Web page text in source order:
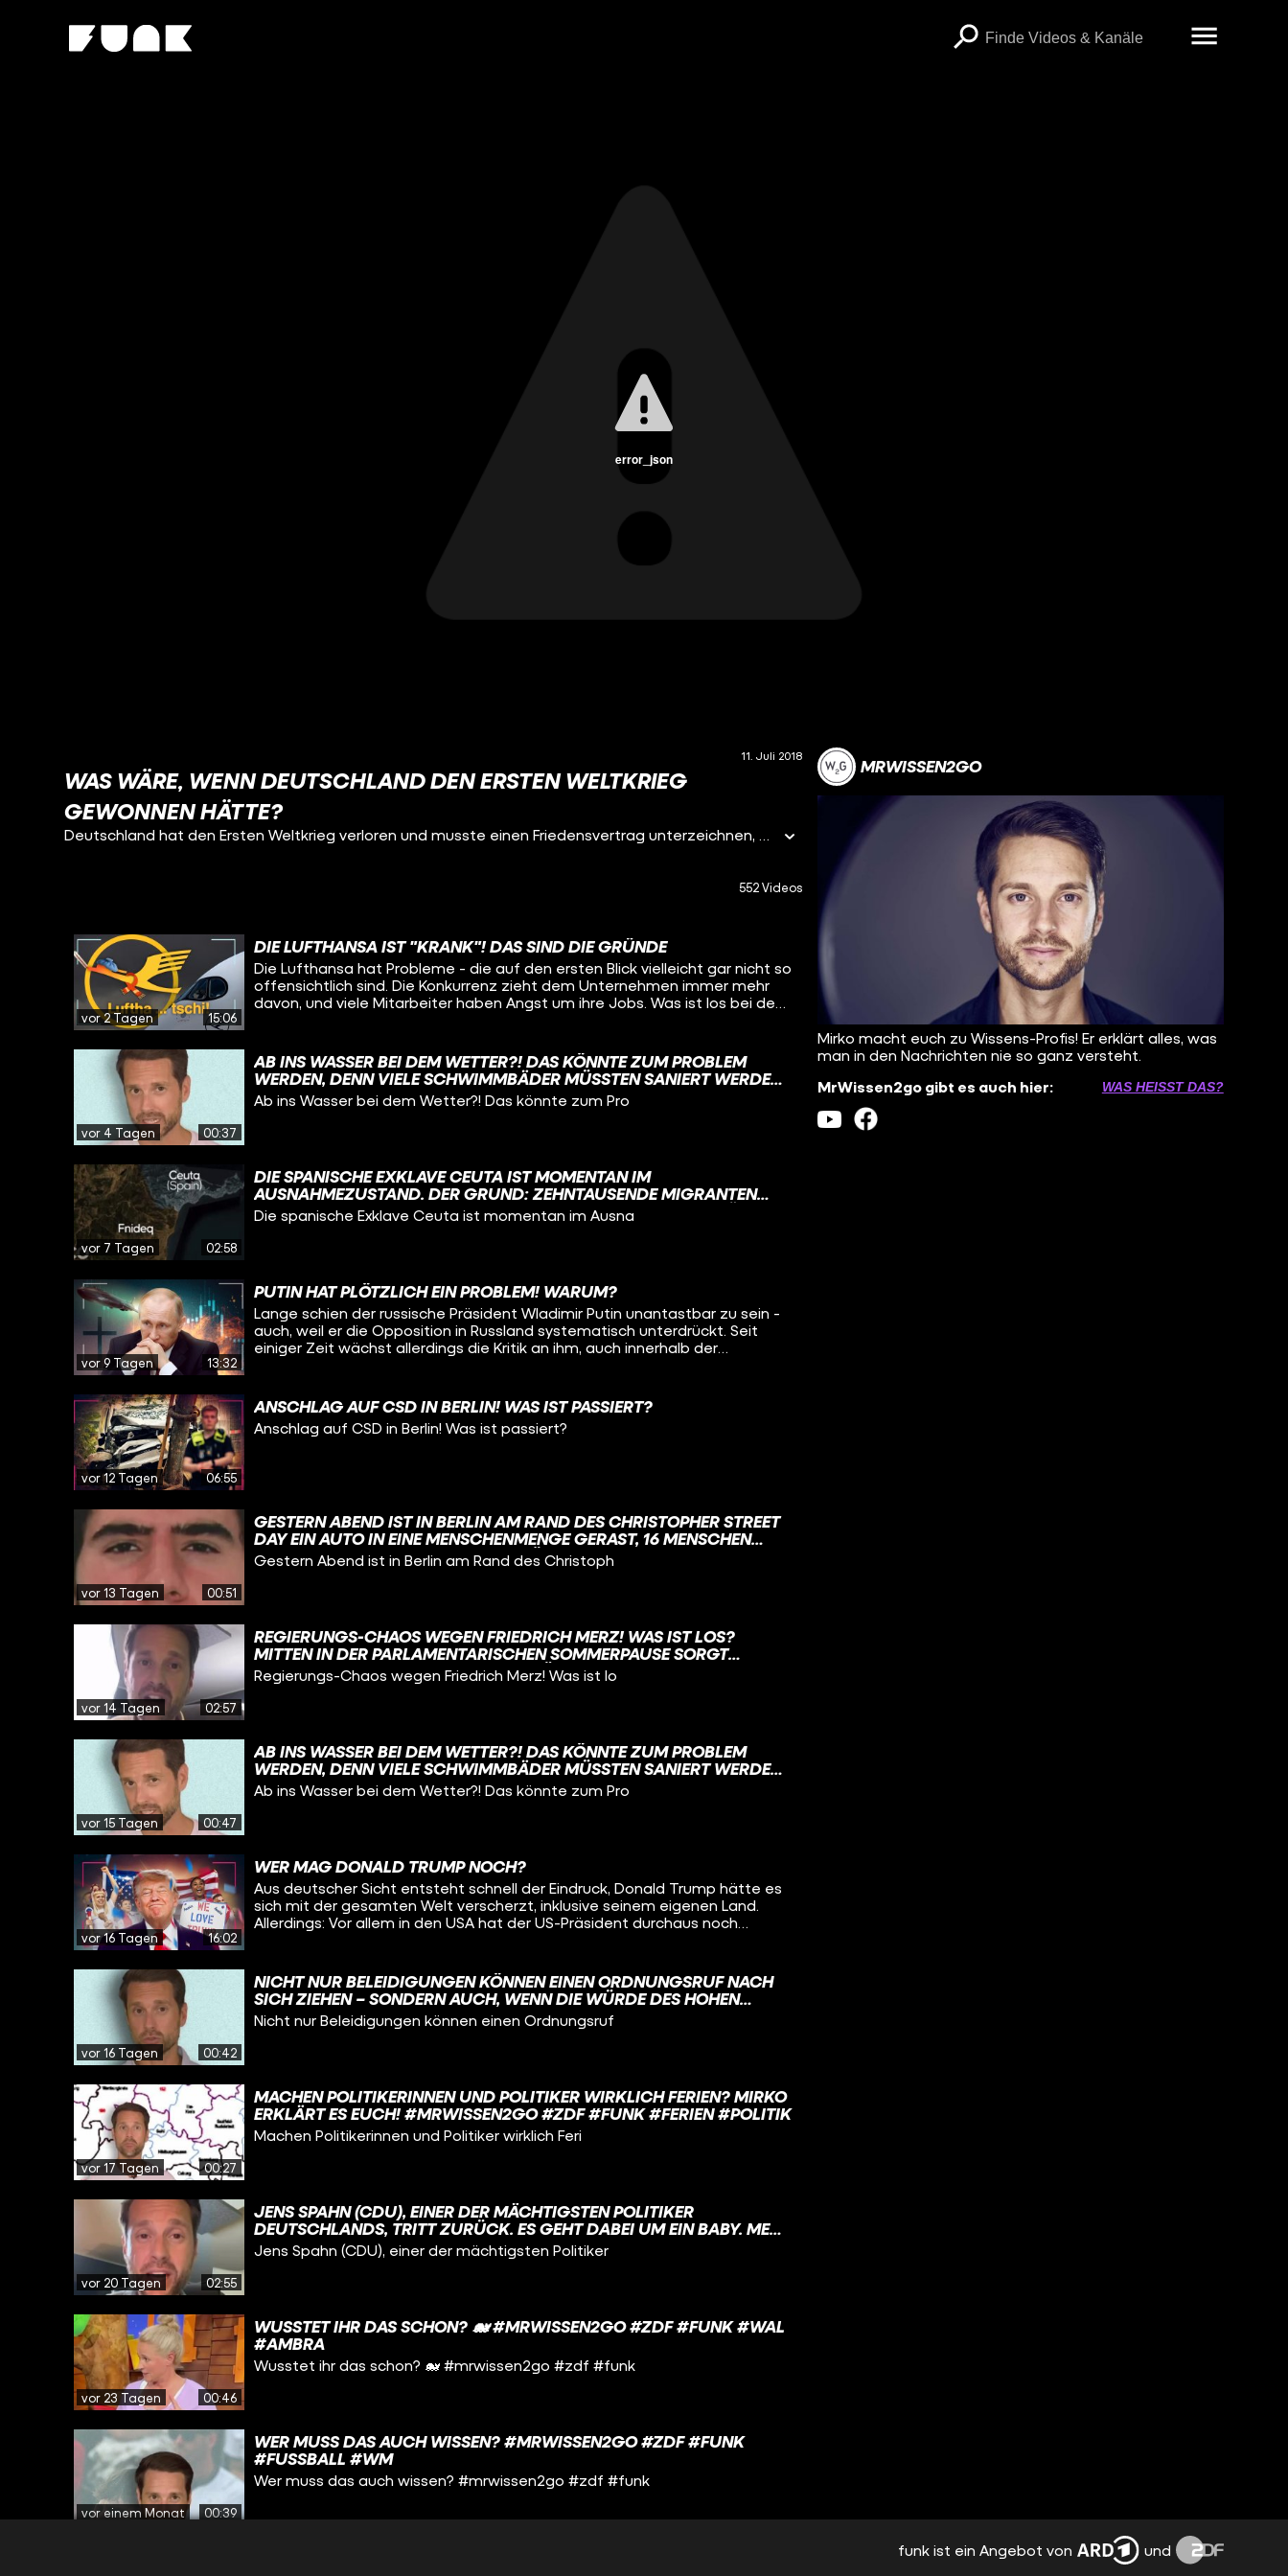
error_json
MRWISSEN2GO
Mirko macht euch zu Wissens-Profis! Er erklärt alles, was
man in den Nachrichten nie so ganz versteht.
MrWissen2go gibt es auch hier:
WAS HEISST DAS?
11. Juli 2018
WAS WÄRE, WENN DEUTSCHLAND DEN ERSTEN WELTKRIEG
GEWONNEN HÄTTE?
Deutschland hat den Ersten Weltkrieg verloren und musste einen Friedensvertrag unterzeichnen, der indirekt zu einem weiteren Weltkrieg geführt hat. Was aber wäre gewesen, hätte Deutschland gewonnen? Darum geht es in diesem Video.
552 Videos
vor 2 Tagen 15:06
DIE LUFTHANSA IST "KRANK"! DAS SIND DIE GRÜNDE
Die Lufthansa hat Probleme - die auf den ersten Blick vielleicht gar nicht so
offensichtlich sind. Die Konkurrenz zieht dem Unternehmen immer mehr
davon, und viele Mitarbeiter haben Angst um ihre Jobs. Was ist los bei dem
vor 4 Tagen 00:37
AB INS WASSER BEI DEM WETTER?! DAS KÖNNTE ZUM PROBLEM
WERDEN, DENN VIELE SCHWIMMBÄDER MÜSSTEN SANIERT WERDEN
ODER SCHLIESSEN SOGAR KOMPLETT. WAS IST DA LOS?
Ab ins Wasser bei dem Wetter?! Das könnte zum Pro
vor 7 Tagen 02:58
DIE SPANISCHE EXKLAVE CEUTA IST MOMENTAN IM
AUSNAHMEZUSTAND. DER GRUND: ZEHNTAUSENDE MIGRANTEN
AUS MAROKKO SIND IN DEN VERGANGENEN TAGEN IRREGULÄR IN
DIE STADT GELANGT. MEHR ZU DEN HINTERGRÜNDEN ERFAHRT IHR
Die spanische Exklave Ceuta ist momentan im Ausna
vor 9 Tagen 13:32
PUTIN HAT PLÖTZLICH EIN PROBLEM! WARUM?
Lange schien der russische Präsident Wladimir Putin unantastbar zu sein -
auch, weil er die Opposition in Russland systematisch unterdrückt. Seit
einiger Zeit wächst allerdings die Kritik an ihm, auch innerhalb der
vor 12 Tagen 06:55
ANSCHLAG AUF CSD IN BERLIN! WAS IST PASSIERT?
Anschlag auf CSD in Berlin! Was ist passiert?
vor 13 Tagen 00:51
GESTERN ABEND IST IN BERLIN AM RAND DES CHRISTOPHER STREET
DAY EIN AUTO IN EINE MENSCHENMENGE GERAST, 16 MENSCHEN
WURDEN VERLETZT, EINE FRAU GETÖTET. MEHR ZU DEN
HINTERGRÜNDEN ERFAHRT IHR IN DIESEM VIDEO.
Gestern Abend ist in Berlin am Rand des Christoph
vor 14 Tagen 02:57
REGIERUNGS-CHAOS WEGEN FRIEDRICH MERZ! WAS IST LOS?
MITTEN IN DER PARLAMENTARISCHEN SOMMERPAUSE SORGT
BUNDESKANZLER FRIEDRICH MERZ FÜR CHAOS IN DER
BUNDESREGIERUNG. MEHR DAZU ERFAHRT IHR IN DIESEM VIDEO, MIT
Regierungs-Chaos wegen Friedrich Merz! Was ist lo
vor 15 Tagen 00:47
AB INS WASSER BEI DEM WETTER?! DAS KÖNNTE ZUM PROBLEM
WERDEN, DENN VIELE SCHWIMMBÄDER MÜSSTEN SANIERT WERDEN
ODER SCHLIESSEN SOGAR KOMPLETT. WAS IST DA LOS?
Ab ins Wasser bei dem Wetter?! Das könnte zum Pro
vor 16 Tagen 16:02
WER MAG DONALD TRUMP NOCH?
Aus deutscher Sicht entsteht schnell der Eindruck, Donald Trump hätte es
sich mit der gesamten Welt verscherzt, inklusive seinem eigenen Land.
Allerdings: Vor allem in den USA hat der US-Präsident durchaus noch
vor 16 Tagen 00:42
NICHT NUR BELEIDIGUNGEN KÖNNEN EINEN ORDNUNGSRUF NACH
SICH ZIEHEN – SONDERN AUCH, WENN DIE WÜRDE DES HOHEN
HAUSES VERLETZT WIRD.
Nicht nur Beleidigungen können einen Ordnungsruf
vor 17 Tagen 00:27
MACHEN POLITIKERINNEN UND POLITIKER WIRKLICH FERIEN? MIRKO
ERKLÄRT ES EUCH! #MRWISSEN2GO #ZDF #FUNK #FERIEN #POLITIK
Machen Politikerinnen und Politiker wirklich Feri
vor 20 Tagen 02:55
JENS SPAHN (CDU), EINER DER MÄCHTIGSTEN POLITIKER
DEUTSCHLANDS, TRITT ZURÜCK. ES GEHT DABEI UM EIN BABY. MEHR
DAZU ERFAHRT IHR IN DIESEM VIDEO.
Jens Spahn (CDU), einer der mächtigsten Politiker
vor 23 Tagen 00:46
WUSSTET IHR DAS SCHON? 🐋 #MRWISSEN2GO #ZDF #FUNK #WAL
#AMBRA
Wusstet ihr das schon? 🐋 #mrwissen2go #zdf #funk
vor einem Monat 00:39
WER MUSS DAS AUCH WISSEN? #MRWISSEN2GO #ZDF #FUNK
#FUSSBALL #WM
Wer muss das auch wissen? #mrwissen2go #zdf #funk
funk ist ein Angebot von und